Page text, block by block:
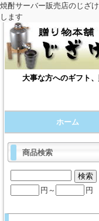
焼酎サーバー販売店のじざ
します
大事な方へのギフト
ホーム
商品検索
円～ 円